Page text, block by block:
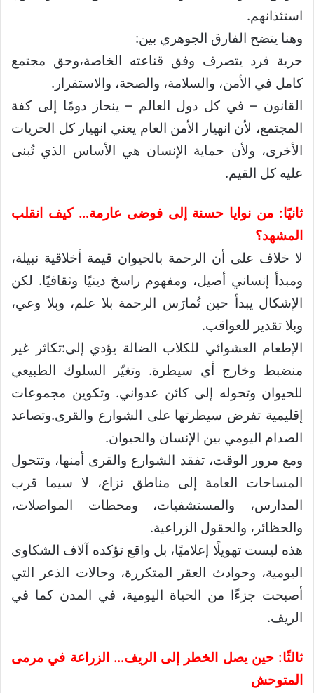
استئذانهم.
وهنا يتضح الفارق الجوهري بين:
حرية فرد يتصرف وفق قناعته الخاصة،وحق مجتمع
كامل في الأمن، والسلامة، والصحة، والاستقرار.
القانون – في كل دول العالم – ينحاز دومًا إلى كفة
المجتمع، لأن انهيار الأمن العام يعني انهيار كل الحريات
الأخرى، ولأن حماية الإنسان هي الأساس الذي تُبنى
عليه كل القيم.
ثانيًا: من نوايا حسنة إلى فوضى عارمة… كيف انقلب
المشهد؟
لا خلاف على أن الرحمة بالحيوان قيمة أخلاقية نبيلة،
ومبدأ إنساني أصيل، ومفهوم راسخ دينيًا وثقافيًا. لكن
الإشكال يبدأ حين تُمارَس الرحمة بلا علم، وبلا وعي،
وبلا تقدير للعواقب.
الإطعام العشوائي للكلاب الضالة يؤدي إلى:تكاثر غير
منضبط وخارج أي سيطرة. وتغيّر السلوك الطبيعي
للحيوان وتحوله إلى كائن عدواني. وتكوين مجموعات
إقليمية تفرض سيطرتها على الشوارع والقرى.وتصاعد
الصدام اليومي بين الإنسان والحيوان.
ومع مرور الوقت، تفقد الشوارع والقرى أمنها، وتتحول
المساحات العامة إلى مناطق نزاع، لا سيما قرب
المدارس، والمستشفيات، ومحطات المواصلات،
والحظائر، والحقول الزراعية.
هذه ليست تهويلًا إعلاميًا، بل واقع تؤكده آلاف الشكاوى
اليومية، وحوادث العقر المتكررة، وحالات الذعر التي
أصبحت جزءًا من الحياة اليومية، في المدن كما في
الريف.
ثالثًا: حين يصل الخطر إلى الريف… الزراعة في مرمى
المتوحش